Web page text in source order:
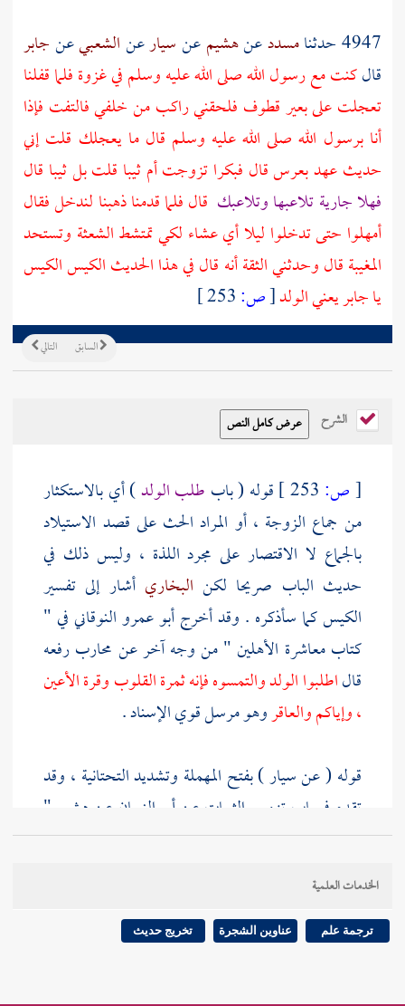
4947 حدثنا
مسددعنهشيمعنسيارعنالشعبيعنجابر
قالكنت مع رسول الله صلى الله عليه وسلم في غزوة فلما قفلنا
تعجلت على بعير قطوف فلحقني راكب من خلفي فالتفت فإذا
أنا برسول الله صلى الله عليه وسلم قال ما يعجلك قلت إني
حديث عهد بعرس قال فبكرا تزوجت أم ثيبا قلت بل ثيبا قال
فهلا جارية تلاعبها وتلاعبك قال فلما قدمنا ذهبنا لندخل فقال
أمهلوا حتى تدخلوا ليلا أي عشاء لكي تمتشط الشعثة وتستحد
المغيبة قال وحدثني الثقة أنه قال في هذا الحديث الكيس الكيس
ياجابريعني الولد[ص:
التالي السابق
الشرح
[ص: قوله ( باب طلب الولد) أي بالاستكثار
من جماع الزوجة ، أو المراد الحث على قصد الاستيلاد
بالجماع لا الاقتصار على مجرد اللذة ، وليس ذلك في
حديث الباب صريحا لكن البخاريأشار إلى تفسير
الكيس كما سأذكره . وقد أخرجأبو عمرو النوقانيفي "
كتاب معاشرة الأهلين " من وجه آخر عن محاربرفعه
قالاطلبوا الولد والتمسوه فإنه ثمرة القلوب وقرة الأعين
، وإياكم والعاقروهو مرسل قوي الإسناد .
قوله ( عنسيار) بفتح المهملة وتشديد التحتانية ، وقد
تقدم في باب تزويج الثيبات عن أبي النعمان عن هشيم "
قال حدثناسيار" وكذا في الباب الذي بعده " حدثنا
يعقوب الدورقي
قوله ( عن الشعبي) في روايةأبي عوانةمن طريق
ولأحمدمن وجه آخر " سمعتالشعبي"
الخدمات العلمية
ترجمة علم عناوين الشجرة تخريج حديث